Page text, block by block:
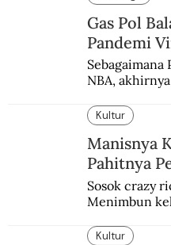
Gas Pol
Pandemi
Sebagaimana
NBA,
enam dekade
Kultur
Manisnya
Pahitnya
Sosok crazy
Menimbun
Kultur